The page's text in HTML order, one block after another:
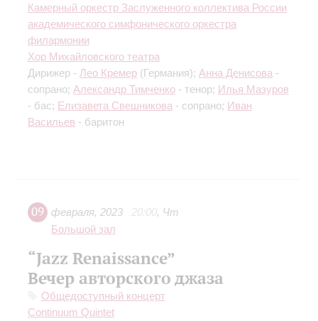
Камерный оркестр Заслуженного коллектива России
академического симфонического оркестра
филармонии
Хор Михайловского театра
Дирижер - Лео Кремер (Германия); Анна Денисова -
сопрано; Александр Тимченко - тенор; Илья Мазуров
- бас; Елизавета Свешникова - сопрано; Иван
Васильев - баритон
09 февраля, 2023 20:00, Чт
Большой зал
“Jazz Renaissance”
Вечер авторского джаза
Общедоступный концерт
Continuum Quintet